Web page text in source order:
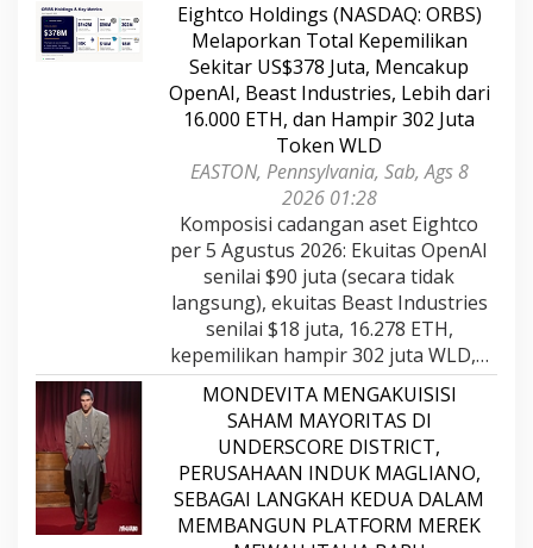
Eightco Holdings (NASDAQ: ORBS)
Melaporkan Total Kepemilikan
Sekitar US$378 Juta, Mencakup
OpenAI, Beast Industries, Lebih dari
16.000 ETH, dan Hampir 302 Juta
Token WLD
EASTON, Pennsylvania, Sab, Ags 8
2026 01:28
Komposisi cadangan aset Eightco
per 5 Agustus 2026: Ekuitas OpenAI
senilai $90 juta (secara tidak
langsung), ekuitas Beast Industries
senilai $18 juta, 16.278 ETH,
kepemilikan hampir 302 juta WLD,…
MONDEVITA MENGAKUISISI
SAHAM MAYORITAS DI
UNDERSCORE DISTRICT,
PERUSAHAAN INDUK MAGLIANO,
SEBAGAI LANGKAH KEDUA DALAM
MEMBANGUN PLATFORM MEREK